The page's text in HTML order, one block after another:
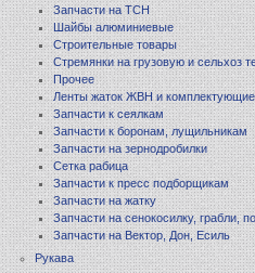
Запчасти на ТСН
Шайбы алюминиевые
Строительные товары
Стремянки на грузовую и сельхоз
Прочее
Ленты жаток ЖВН и комплектующие
Запчасти к сеялкам
Запчасти к боронам, лущильникам
Запчасти на зернодробилки
Сетка рабица
Запчасти к пресс подборщикам
Запчасти на жатку
Запчасти на сенокосилку, грабли,
Запчасти на Вектор, Дон, Есиль
Рукава